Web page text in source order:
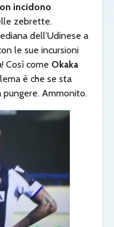
incidono
zebrette.
dell’Udinese a
le sue incursioni
Così come Okaka
è che se sta
Ammonito.